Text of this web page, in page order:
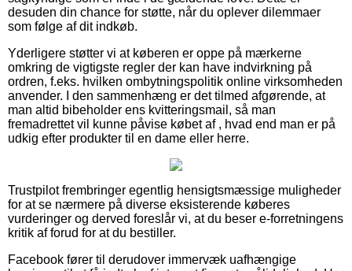
desuden din chance for støtte, når du oplever dilemmaer
som følge af dit indkøb.
Yderligere støtter vi at køberen er oppe på mærkerne
omkring de vigtigste regler der kan have indvirkning på
ordren, f.eks. hvilken ombytningspolitik online virksomheden
anvender. I den sammenhæng er det tilmed afgørende, at
man altid bibeholder ens kvitteringsmail, så man
fremadrettet vil kunne påvise købet af , hvad end man er på
udkig efter produkter til en dame eller herre.
Trustpilot frembringer egentlig hensigtsmæssige muligheder
for at se nærmere på diverse eksisterende køberes
vurderinger og derved foreslår vi, at du beser e-forretningens
kritik af forud for at du bestiller.
Facebook fører til derudover immervæk uafhængige